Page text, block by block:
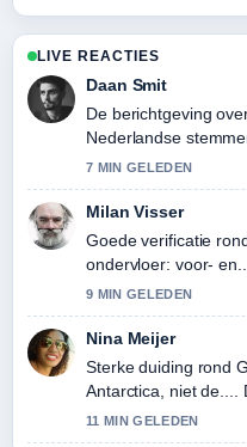
LIVE REACTIES
Daan Smit
De berichtgeving
Nederlandse
7 MIN GELEDEN
Milan Visser
Goede verificatie
ondervloer: voor-
moeten schrijven.
9 MIN GELEDEN
Nina Meijer
Sterke duiding rond
Antarctica, niet de....
die ik vandaag heb
11 MIN GELEDEN